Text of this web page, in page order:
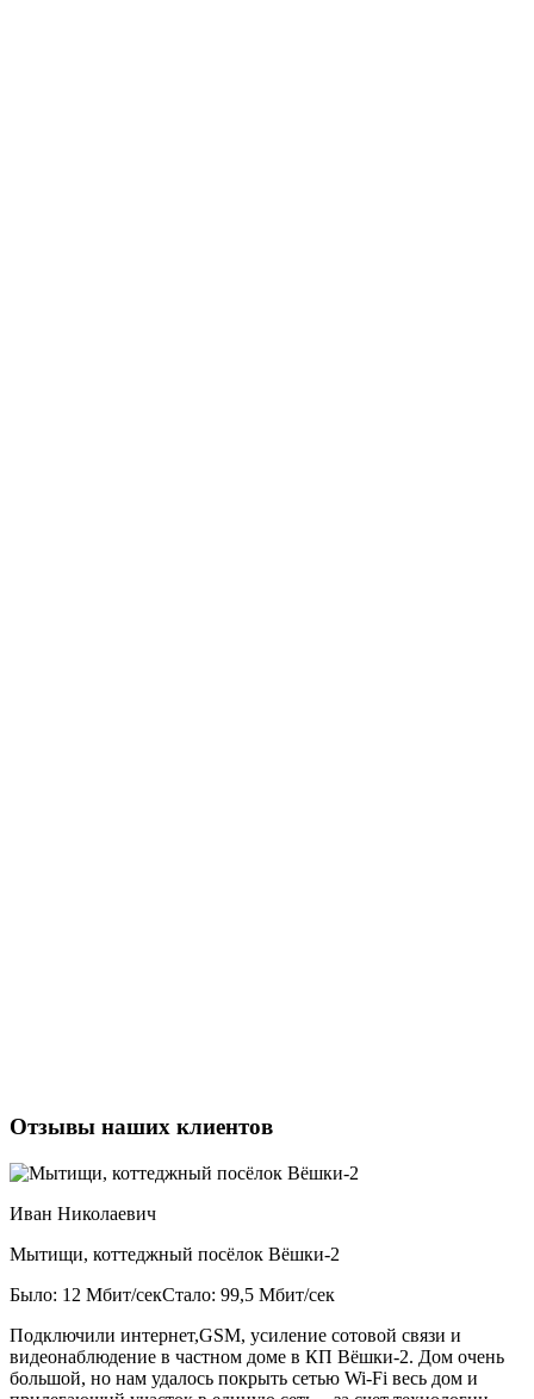
Отзывы наших клиентов
Иван Николаевич
Мытищи, коттеджный посёлок Вёшки-2
Было: 12 Мбит/секСтало: 99,5 Мбит/сек
Подключили интернет,GSM, усиление сотовой связи и
видеонаблюдение в частном доме в КП Вёшки-2. Дом очень
большой, но нам удалось покрыть сетью Wi-Fi весь дом и